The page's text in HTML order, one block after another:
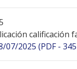
calificación
07/2025 (PDF -